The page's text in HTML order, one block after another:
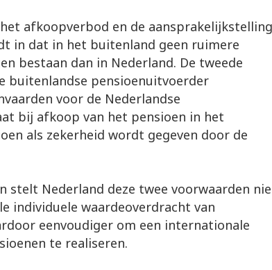
afkoopverbod en de
in dat in het buitenland geen ruimere
bestaan dan in Nederland. De tweede
buitenlandse pensioenuitvoerder
voor de Nederlandse
bij afkoop van het pensioen in het
als zekerheid wordt gegeven door de
stelt Nederland deze twee voorwaarden
individuele waardeoverdracht van
eenvoudiger om een internationale
te realiseren.